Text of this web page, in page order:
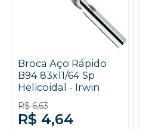
Broca Aço Rápido
B94 83x11/64 Sp
Helicoidal - Irwin
R$ 6,63
R$ 4,64